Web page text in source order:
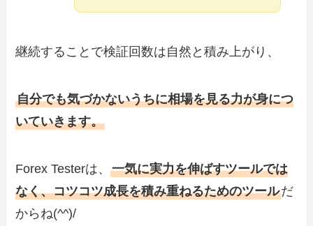
継続することで検証回数は自然と積み上がり、
自分でも気づかないうちに相場を見る力が身につ
いていきます。
Forex Testerは、一気に実力を伸ばすツールでは
なく、コツコツ成長を積み重ねるためのツールだ
からね(^^)/